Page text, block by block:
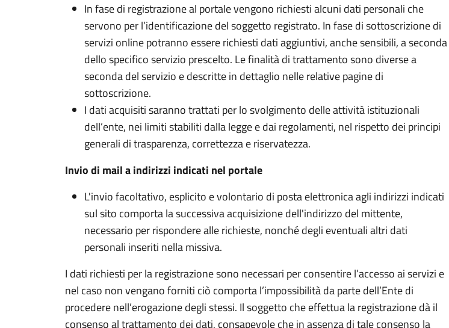
In fase di registrazione al portale vengono richiesti alcuni dati personali che
servono per l’identificazione del soggetto registrato. In fase di sottoscrizione di
servizi online potranno essere richiesti dati aggiuntivi, anche sensibili, a seconda
dello specifico servizio prescelto. Le finalità di trattamento sono diverse a
seconda del servizio e descritte in dettaglio nelle relative pagine di
sottoscrizione.
I dati acquisiti saranno trattati per lo svolgimento delle attività istituzionali
dell’ente, nei limiti stabiliti dalla legge e dai regolamenti, nel rispetto dei principi
generali di trasparenza, correttezza e riservatezza.
Invio di mail a indirizzi indicati nel portale
L'invio facoltativo, esplicito e volontario di posta elettronica agli indirizzi indicati
sul sito comporta la successiva acquisizione dell'indirizzo del mittente,
necessario per rispondere alle richieste, nonché degli eventuali altri dati
personali inseriti nella missiva.
I dati richiesti per la registrazione sono necessari per consentire l’accesso ai servizi e
nel caso non vengano forniti ciò comporta l’impossibilità da parte dell’Ente di
procedere nell’erogazione degli stessi. Il soggetto che effettua la registrazione dà il
consenso al trattamento dei dati, consapevole che in assenza di tale consenso la